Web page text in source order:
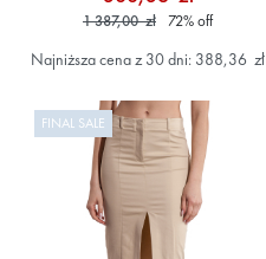
1 387,00 zł 72%off
Najniższa cena z 30 dni: 388,36 zł
FINAL SALE